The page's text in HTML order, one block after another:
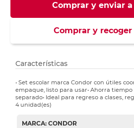
Comprar y enviar
Comprar y
Características
• Set escolar marca Condor con útiles
empaque, listo para usar• Ahorra
separado• Ideal para regreso a clases,
4 unidad(es)
MARCA: CONDOR